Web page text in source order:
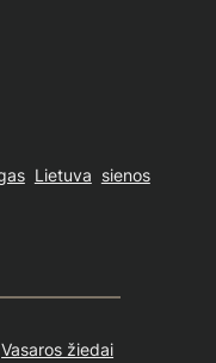
Lietuva sienos
Vasaros žiedai